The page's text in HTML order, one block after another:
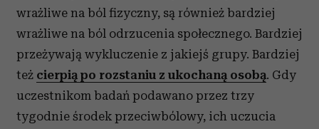
wrażliwe na ból fizyczny, są również bardziej
wrażliwe na ból odrzucenia społecznego. Bardziej
przeżywają wykluczenie z jakiejś grupy. Bardziej
też cierpią po rozstaniu z ukochaną osobą. Gdy
uczestnikom badań podawano przez trzy
tygodnie środek przeciwbólowy, ich uczucia